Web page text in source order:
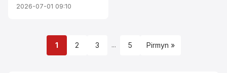
2026-07-01 09:10
1 2 3 ... 5 Pirmyn »